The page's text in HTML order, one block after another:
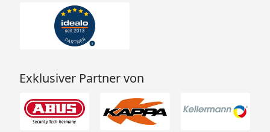
Exklusiver Partner von